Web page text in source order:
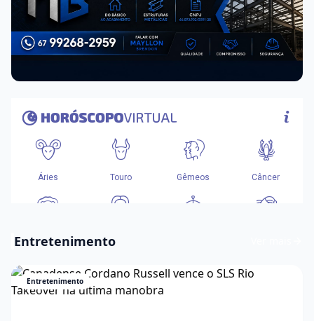
Entretenimento
Entretenimento